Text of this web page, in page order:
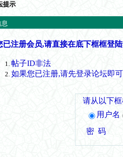
提示
已注册会员,请直接在底下框框登
帖子ID非法
如果您已注册,请先登录论坛即
请从以下
用户名
密 码